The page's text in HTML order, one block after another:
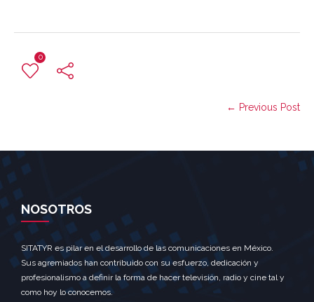
0
← Previous Post
NOSOTROS
SITATYR es pilar en el desarrollo de las comunicaciones en México.
Sus agremiados han contribuido con su esfuerzo, dedicación y
profesionalismo a definir la forma de hacer televisión, radio y cine tal y
como hoy lo conocemos.